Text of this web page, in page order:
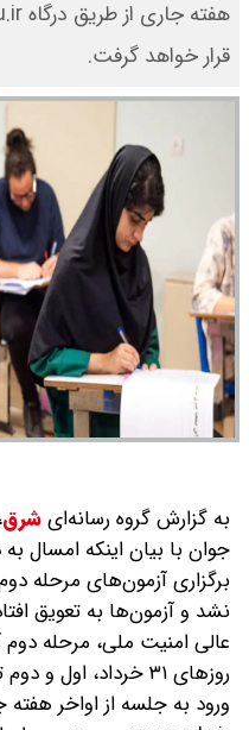
با
شد /
قرار خواهد گرفت.
به گزارش گروه رسانه‌ایشرق
جوان با بیان اینکه امسال
برگزاری آزمون‌های مرحله
نشد و آزمون‌ها به تعویق
عالی امنیت ملی، مرحله
روزهای ۳۱ خرداد،
ورود به جلسه از اواخر هفته